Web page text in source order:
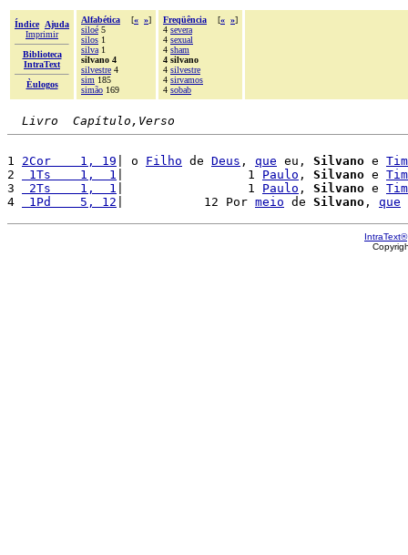
Índice
Ajuda
Imprimir
Biblioteca
IntraText
Èulogos
Alfabética [« »]
siloé 5
silos 1
silva 1
silvano 4
silvestre 4
sim 185
simão 169
Freqüência [« »]
4 severa
4 sexual
4 sham
4 silvano
4 silvestre
4 sirvamos
4 sobab
Livro  Capítulo,Verso
1 2Cor    1, 19 | o Filho de Deus , que eu, Silvano e
2
1Ts    1,  1 |                 1 Paulo , Silvano e
3
2Ts    1,  1 |                 1 Paulo , Silvano e
4
1Pd    5, 12 |           12 Por meio de Silvano , que
IntraText®